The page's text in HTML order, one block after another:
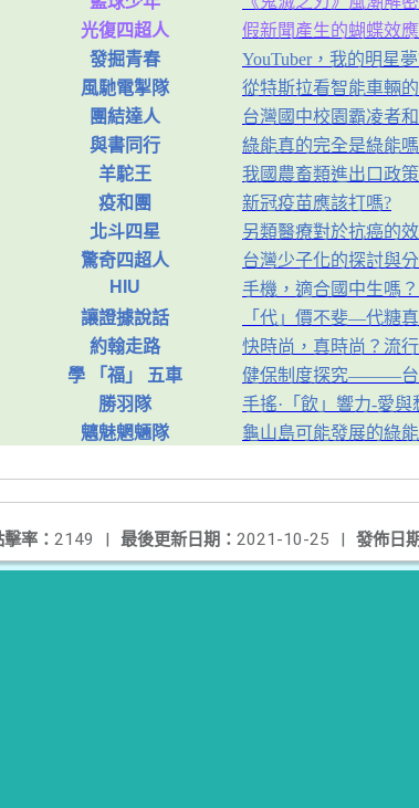
光復四超人
假新聞產生的蝴蝶效
發掘青春
YouTuber，我的明星
風馳電掣隊
從特斯拉看智能車輛
團結達人
台灣國中校園霸凌者
與書同行
綠能真的完全是綠能
羊駝王
我國農畜類進出口政
疫和團
新冠疫苗應該打嗎?
北斗四星
另類醫療對於抗癌的
驚奇四超人
台灣少子化的探討與
HIU
手機，適合國中生嗎？
讓證據說話
「代」價不斐—代糖
約翰走路
快時尚，真時尚？流
學 「福」 五車
健保制度探究———台
勝羽隊
手搖·「飲」響力-愛與
魑魅魍魎隊 龜山島可能發展的綠能
發佈日
最後更新日期： 2021-10-25 |
率： 2149 |